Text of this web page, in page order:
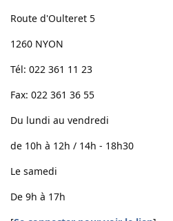
Route d'Oulteret 5
1260 NYON
Tél: 022 361 11 23
Fax: 022 361 36 55
Du lundi au vendredi
de 10h à 12h / 14h - 18h30
Le samedi
De 9h à 17h